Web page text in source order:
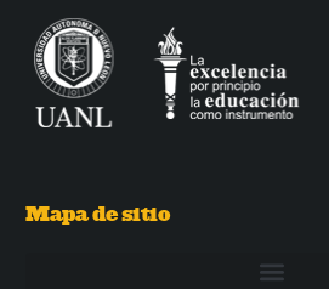
Mapa de sitio